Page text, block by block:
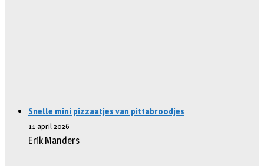
Snelle mini pizzaatjes van pittabroodjes
11 april 2026
Erik Manders